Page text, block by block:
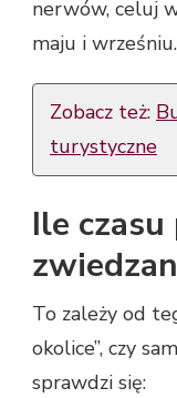
nerwów, celuj
maju i wrześniu.
Zobacz też:
turystyczne
Ile
To zależy od
okolice”, czy
sprawdzi się: